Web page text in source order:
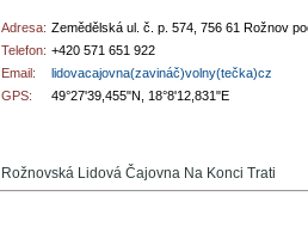
Adresa: Zemědělská ul. č. p. 574, 756 61 Rožnov
Telefon: +420 571 651 922
Email:
lidovacajovna(zavináč)volny(tečka)cz
GPS:
49°27'39,455"N, 18°8'12,831"E
Rožnovská Lidová Čajovna Na Konci Trati